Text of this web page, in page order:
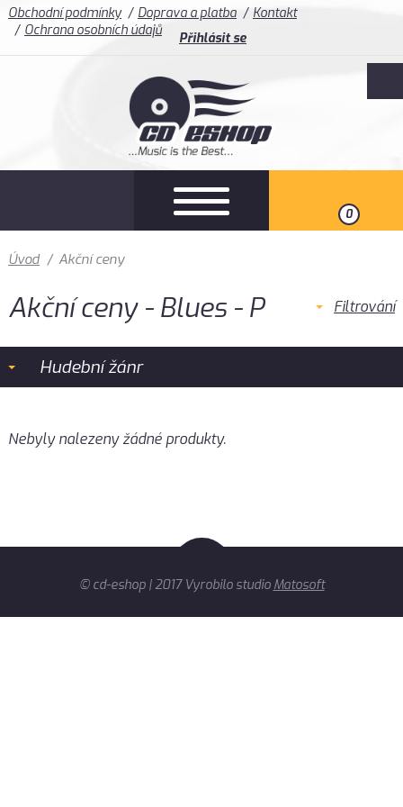
Obchodní podmínky Doprava a platba
Kontakt
Ochrana osobních údajů
Přihlásit se
0
Úvod / Akční ceny
Akční ceny - Blues - P Filtrování
Hudební žánr
Nebyly nalezeny žádné produkty.
© cd-eshop | 2017 Vyrobilo studio Matosoft